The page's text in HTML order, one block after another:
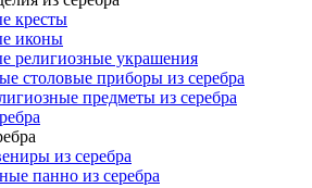
кресты
иконы
религиозные украшения
столовые приборы из серебра
предметы из серебра
из серебра
панно из серебра